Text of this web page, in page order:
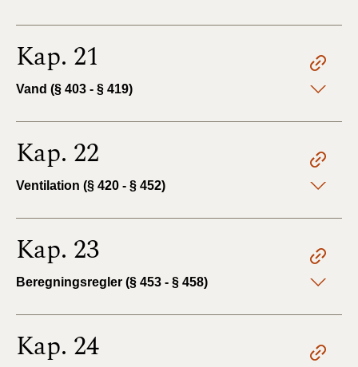
Kap. 21
Vand (§ 403 - § 419)
Kap. 22
Ventilation (§ 420 - § 452)
Kap. 23
Beregningsregler (§ 453 - § 458)
Kap. 24